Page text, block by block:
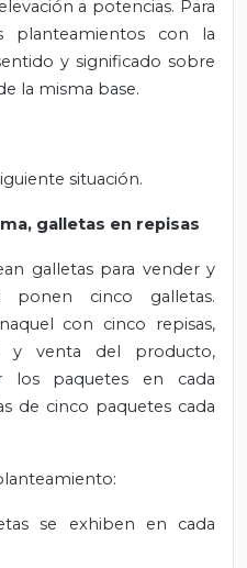
a potencias. Para
planteamientos con la
y significado sobre
la misma base.
situación.
galletas en repisas
galletas para vender y
ponen cinco galletas.
con cinco repisas,
y venta del producto,
los paquetes en cada
de cinco paquetes cada
se exhiben en cada